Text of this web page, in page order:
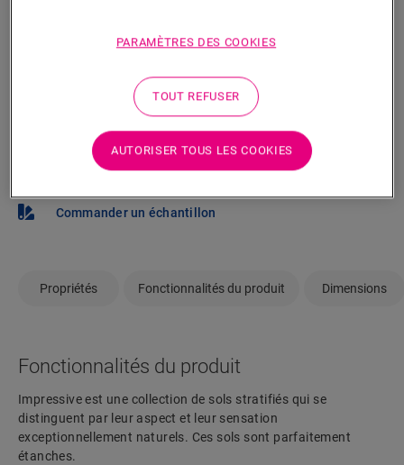
RECHERCHER
Pas sûr que ce sol corresponde à votre
style et à vos besoins ?
Commander un échantillon
Propriétés Fonctionnalités du produit Dimensions
Fonctionnalités du produit
Impressive est une collection de sols stratifiés qui se
distinguent par leur aspect et leur sensation
exceptionnellement naturels. Ces sols sont parfaitement
étanches.
PARAMÈTRES DES COOKIES
TOUT REFUSER
AUTORISER TOUS LES COOKIES